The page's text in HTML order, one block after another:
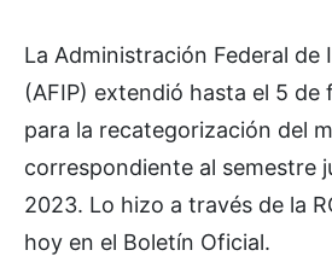
La Administración Federal de
(AFIP) extendió hasta el 5 de
para la recategorización del
correspondiente al semestre
2023. Lo hizo a través de la
hoy en el Boletín Oficial.